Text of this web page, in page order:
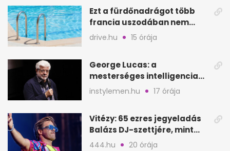
Ezt a fürdőnadrágot több
francia uszodában nem
fogadják el
drive.hu 15 órája
George Lucas: a
mesterséges intelligencia
lehet Hollywood következő
lépése
instylemen.hu 17 órája
Vitézy: 65 ezres jegyeladás
Balázs DJ-szettjére, mint
metró nélküli Puskás-meccs
444.hu 20 órája